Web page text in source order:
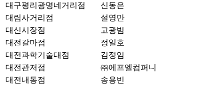
대구평리광명네거리점
신동은
대림사거리점
설영만
대신시장점
고광범
대전갈마점
정일호
대전과학기술대점
김정임
대전관저점
㈜에프엘컴퍼니
대전내동점
송용빈